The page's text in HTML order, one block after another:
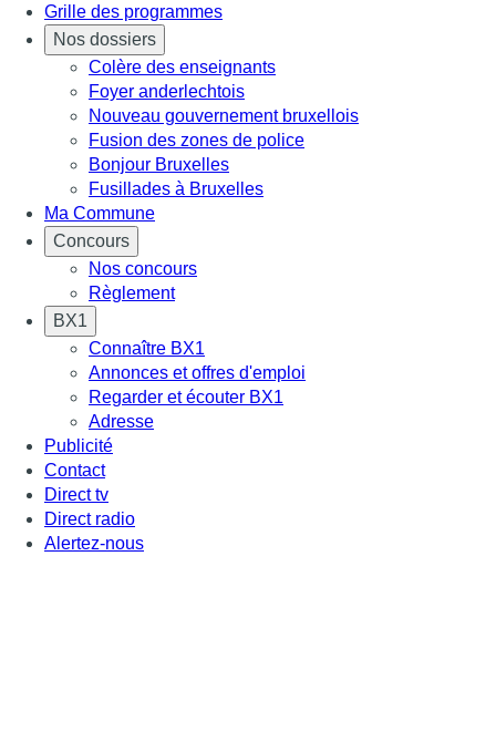
Grille des programmes
Nos dossiers
Colère des enseignants
Foyer anderlechtois
Nouveau gouvernement bruxellois
Fusion des zones de police
Bonjour Bruxelles
Fusillades à Bruxelles
Ma Commune
Concours
Nos concours
Règlement
BX1
Connaître BX1
Annonces et offres d'emploi
Regarder et écouter BX1
Adresse
Publicité
Contact
Direct tv
Direct radio
Alertez-nous